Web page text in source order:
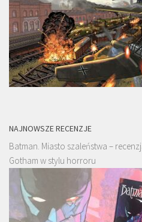
NAJNOWSZE RECENZJE
Batman. Miasto szaleństwa –
Gotham w stylu horroru